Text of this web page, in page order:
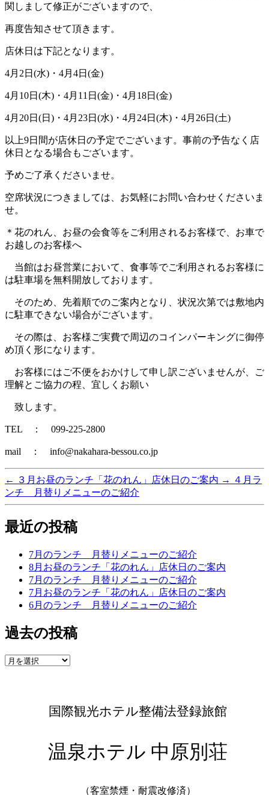
関しまして修正がございますので、
再度告知させて頂きます。
店休日は下記となります。
4月2日(水)・4月4日(金)
4月10日(木)・4月11日(金)・4月18日(金)
4月20日(日)・4月23日(水)・4月24日(木)・4月26日(土)
以上9日間が店休日の予定でございます。事前の予告なく店
休日となる場合もございます。
予めご了承くださいませ。
空席状況につきましては、お気軽にお問い合わせくださいま
せ。
＊花のれん、お昼の会食等をご利用されるお客様で、お車で
お越しのお客様へ
当館はお昼営業において、食事等でご利用されるお客様に
は駐車場を無料開放しております。
そのため、先着順でのご案内となり、状況次第では敷地内
に駐車できない場合がございます。
その際は、お客様ご実費で周辺のコインパーキングに御停
め頂く形になります。
お客様にはご不便をおかけして申し訳ございませんが、ご
理解とご協力の程、宜しくお願い
致します。
TEL ： 099-225-2800
mail ： info@nakahara-bessou.co.jp
← ３月お昼のランチ「花のれん」店休日のご案内 → ４月ラ
ンチ 月替りメニューのご紹介
最近の投稿
7月のランチ 月替りメニューのご紹介
8月お昼のランチ「花のれん」店休日のご案内
7月のランチ 月替りメニューのご紹介
7月お昼のランチ「花のれん」店休日のご案内
6月のランチ 月替りメニューのご紹介
過去の投稿
国際観光ホテル整備法登録旅館
温泉ホテル 中原別荘
（客室禁煙・耐震改修済）